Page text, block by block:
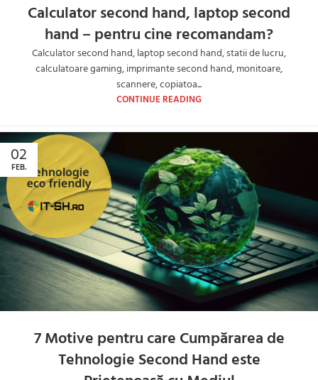
Calculator second hand, laptop second
hand – pentru cine recomandam?
Calculator second hand, laptop second hand, statii de lucru,
calculatoare gaming, imprimante second hand, monitoare,
scannere, copiatoa...
CONTINUE READING
02
FEB.
7 Motive pentru care Cumpărarea de
Tehnologie Second Hand este